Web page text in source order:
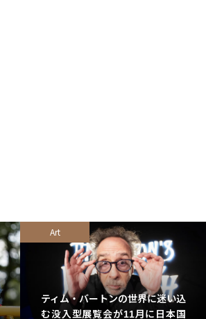
Art
ティム・バートンの世界に迷い込
む没入型展覧会が11月に日本国